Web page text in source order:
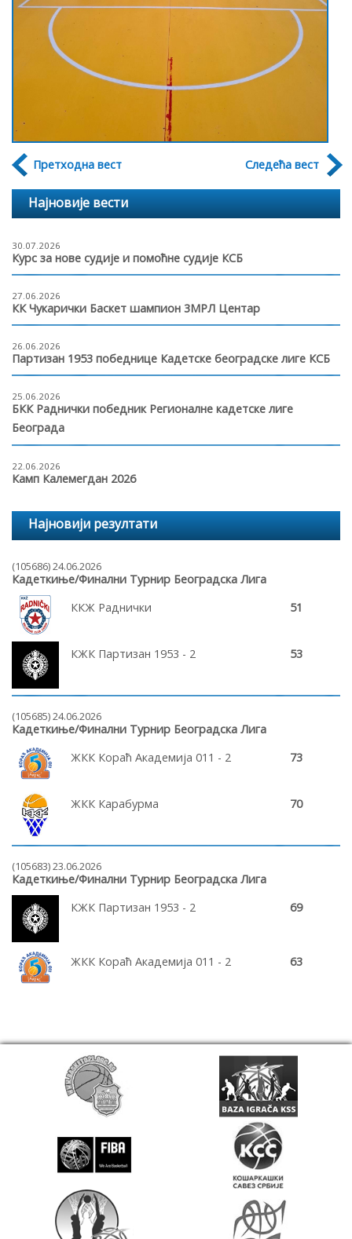
Претходна вест Следећа вест
Најновије вести
30.07.2026
Курс за нове судије и помоћне судије КСБ
27.06.2026
КК Чукарички Баскет шампион 3МРЛ Центар
26.06.2026
Партизан 1953 победнице Кадетске београдске лиге КСБ
25.06.2026
БКК Раднички победник Регионалне кадетске лиге
Београда
22.06.2026
Камп Калемегдан 2026
Најновији резултати
(105686) 24.06.2026
Кадеткиње/Финални Турнир Београдска Лига
ККЖ Раднички
51
КЖК Партизан 1953 - 2 53
(105685) 24.06.2026
Кадеткиње/Финални Турнир Београдска Лига
ЖКК Кораћ Академија 011 - 2
73
ЖКК Карабурма 70
(105683) 23.06.2026
Кадеткиње/Финални Турнир Београдска Лига
КЖК Партизан 1953 - 2
69
ЖКК Кораћ Академија 011 - 2 63